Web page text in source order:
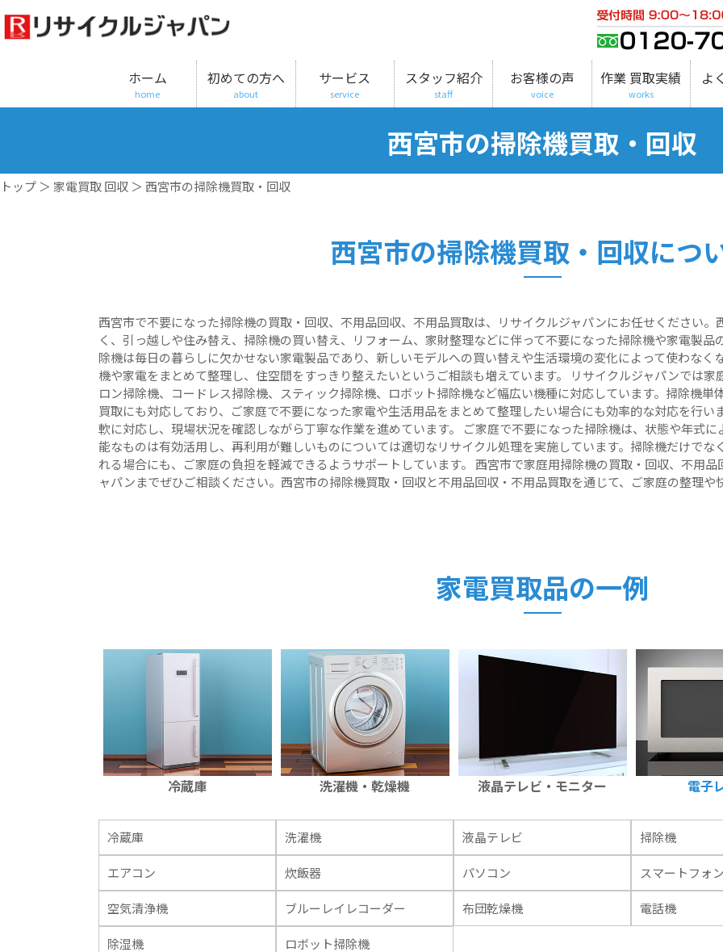
ホーム
home
初めての方へ
about
サービス
service
スタッフ紹介
staff
お客様の声
voice
作業 買取実績
works
よ
西宮市の掃除機買取・回収
トップ ＞ 家電買取 回収 ＞ 西宮市の掃除機買取・回収
西宮市の掃除機買取・回収につ
西宮市で不要になった掃除機の買取・回収、不用品回収、不用品買取は、リサイクルジャパンにお任せください
く、引っ越しや住み替え、掃除機の買い替え、リフォーム、家財整理などに伴って不要になった掃除機や家電製
除機は毎日の暮らしに欠かせない家電製品であり、新しいモデルへの買い替えや生活環境の変化によって使わな
機や家電をまとめて整理し、住空間をすっきり整えたいというご相談も増えています。 リサイクルジャパンでは
ロン掃除機、コードレス掃除機、スティック掃除機、ロボット掃除機など幅広い機種に対応しています。掃除機
買取にも対応しており、ご家庭で不要になった家電や生活用品をまとめて整理したい場合にも効率的な対応を行
軟に対応し、現場状況を確認しながら丁寧な作業を進めています。 ご家庭で不要になった掃除機は、状態や年式
能なものは有効活用し、再利用が難しいものについては適切なリサイクル処理を実施しています。掃除機だけで
れる場合にも、ご家庭の負担を軽減できるようサポートしています。 西宮市で家庭用掃除機の買取・回収、不用
ャパンまでぜひご相談ください。西宮市の掃除機買取・回収と不用品回収・不用品買取を通じて、ご家庭の整理
家電買取品の一例
冷蔵庫 洗濯機・乾燥機 液晶テレビ・モニター 電子
冷蔵庫 洗濯機 液晶テレビ 掃除機
エアコン 炊飯器 パソコン スマートフォ
空気清浄機 ブルーレイレコーダー 布団乾燥機 電話機
除湿機 ロボット掃除機